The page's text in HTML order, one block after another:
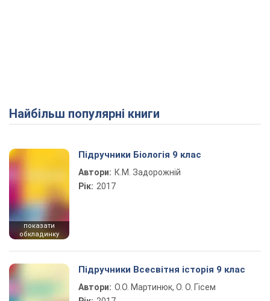
Найбільш популярні книги
показати
обкладинку
Підручники Біологія 9 клас
Автори: К.М. Задорожній
Рік: 2017
Підручники Всесвітня історія 9 клас
Автори: О.О. Мартинюк, О. О. Гісем